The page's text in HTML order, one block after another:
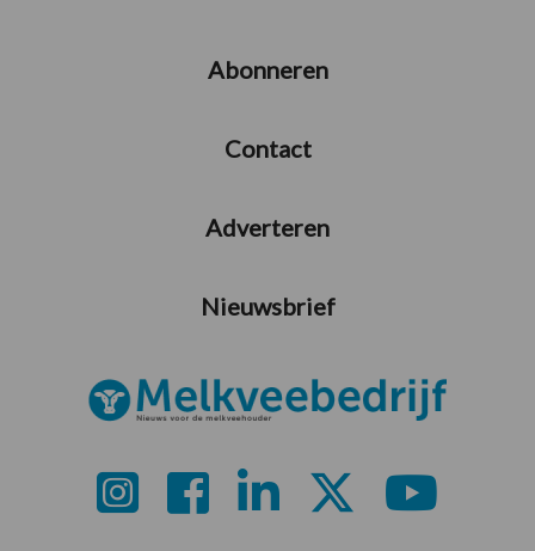
Abonneren
Contact
Adverteren
Nieuwsbrief